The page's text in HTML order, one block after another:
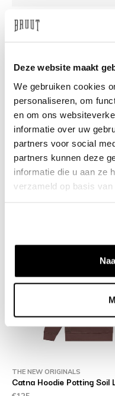
Deze website maakt
We gebruiken cookies
personaliseren, om
en om ons
informatie over uw
partners voor social
partners kunnen deze
informatie die u aan ze
verzameld op basis
Need help?We're
info@bruut.nl
About this product
Shipment and returns
THE NEW ORIGINALS
Catna Hoodie Potting Soil